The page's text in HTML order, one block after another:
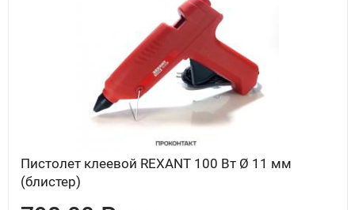
Пистолет клеевой REXANT 100 Вт Ø 11 мм
(блистер)